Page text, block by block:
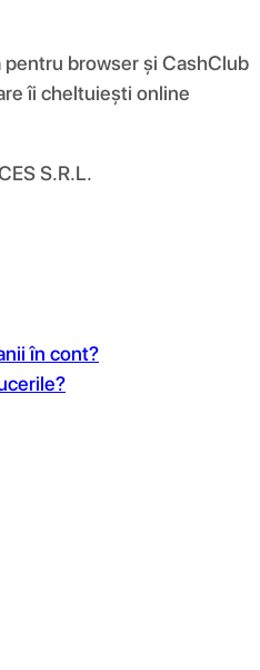
browser și CashClub
îi cheltuiești online
S.R.L.
în cont?